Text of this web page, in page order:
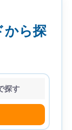
から探